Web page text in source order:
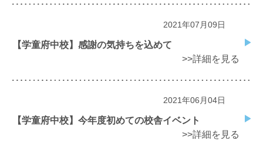
2021年07月09日
【学童府中校】感謝の気持ちを込めて
>>詳細を見る
2021年06月04日
【学童府中校】今年度初めての校舎イベント
>>詳細を見る